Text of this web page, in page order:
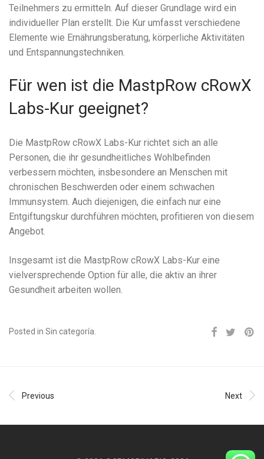
Teilnehmers zu ermitteln. Auf dieser Grundlage wird ein
individueller Plan erstellt. Die Kur umfasst verschiedene
Elemente wie Ernährungsberatung, körperliche Aktivitäten
und Entspannungstechniken.
Für wen ist die MastpRow cRowX
Labs-Kur geeignet?
Die MastpRow cRowX Labs-Kur richtet sich an alle
Personen, die ihr gesundheitliches Wohlbefinden
verbessern möchten, insbesondere an Menschen mit
chronischen Beschwerden oder einem schwachen
Immunsystem. Auch diejenigen, die einfach nur eine
Entgiftungskur durchführen möchten, profitieren von diesem
Angebot.
Insgesamt ist die MastpRow cRowX Labs-Kur eine
vielversprechende Option für alle, die aktiv an ihrer
Gesundheit arbeiten wollen.
Posted in Sin categoría.
Previous Next